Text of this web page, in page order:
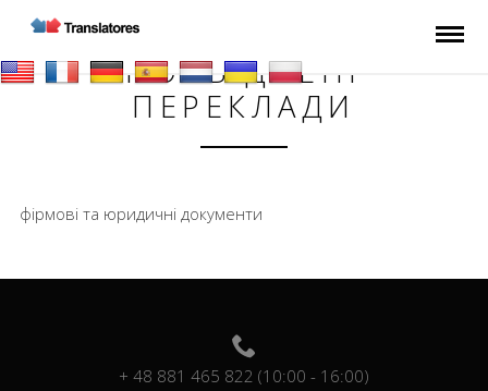
ПОСВІДЧЕНІ
ПЕРЕКЛАДИ
фірмові та юридичні документи
+ 48 881 465 822 (10:00 - 16:00)